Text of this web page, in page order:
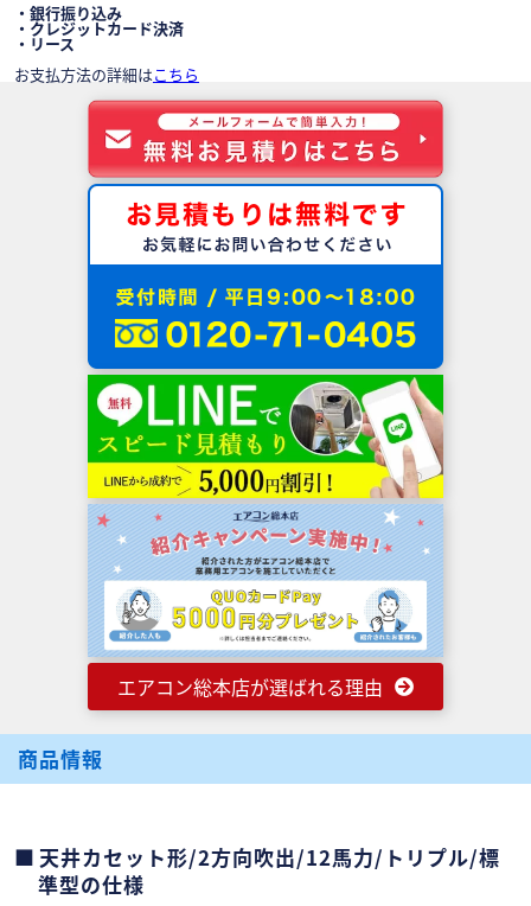
・銀行振り込み
・クレジットカード決済
・リース
お支払方法の詳細はこちら
エアコン総本店が選ばれる理由
商品情報
天井カセット形/2方向吹出/12馬力/トリプル/標
準型の仕様